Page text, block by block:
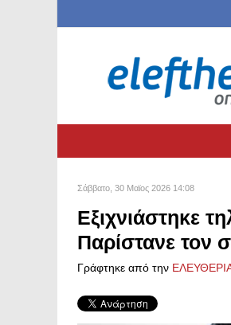
Σάββατο, 30 Μαϊος 2026 14:08
Εξιχνιάστηκε
Παρίστανε τον
Γράφτηκε από την